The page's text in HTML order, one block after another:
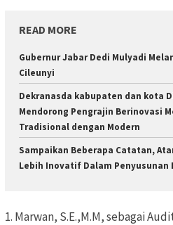
READ MORE
Gubernur Jabar Dedi Mulyadi
Cileunyi
Dekranasda kabupaten dan kota
Mendorong Pengrajin Berinovasi
Tradisional dengan Modern
Sampaikan Beberapa Catatan,
Lebih Inovatif Dalam Penyusunan
1. Marwan, S.E.,M.M, sebagai